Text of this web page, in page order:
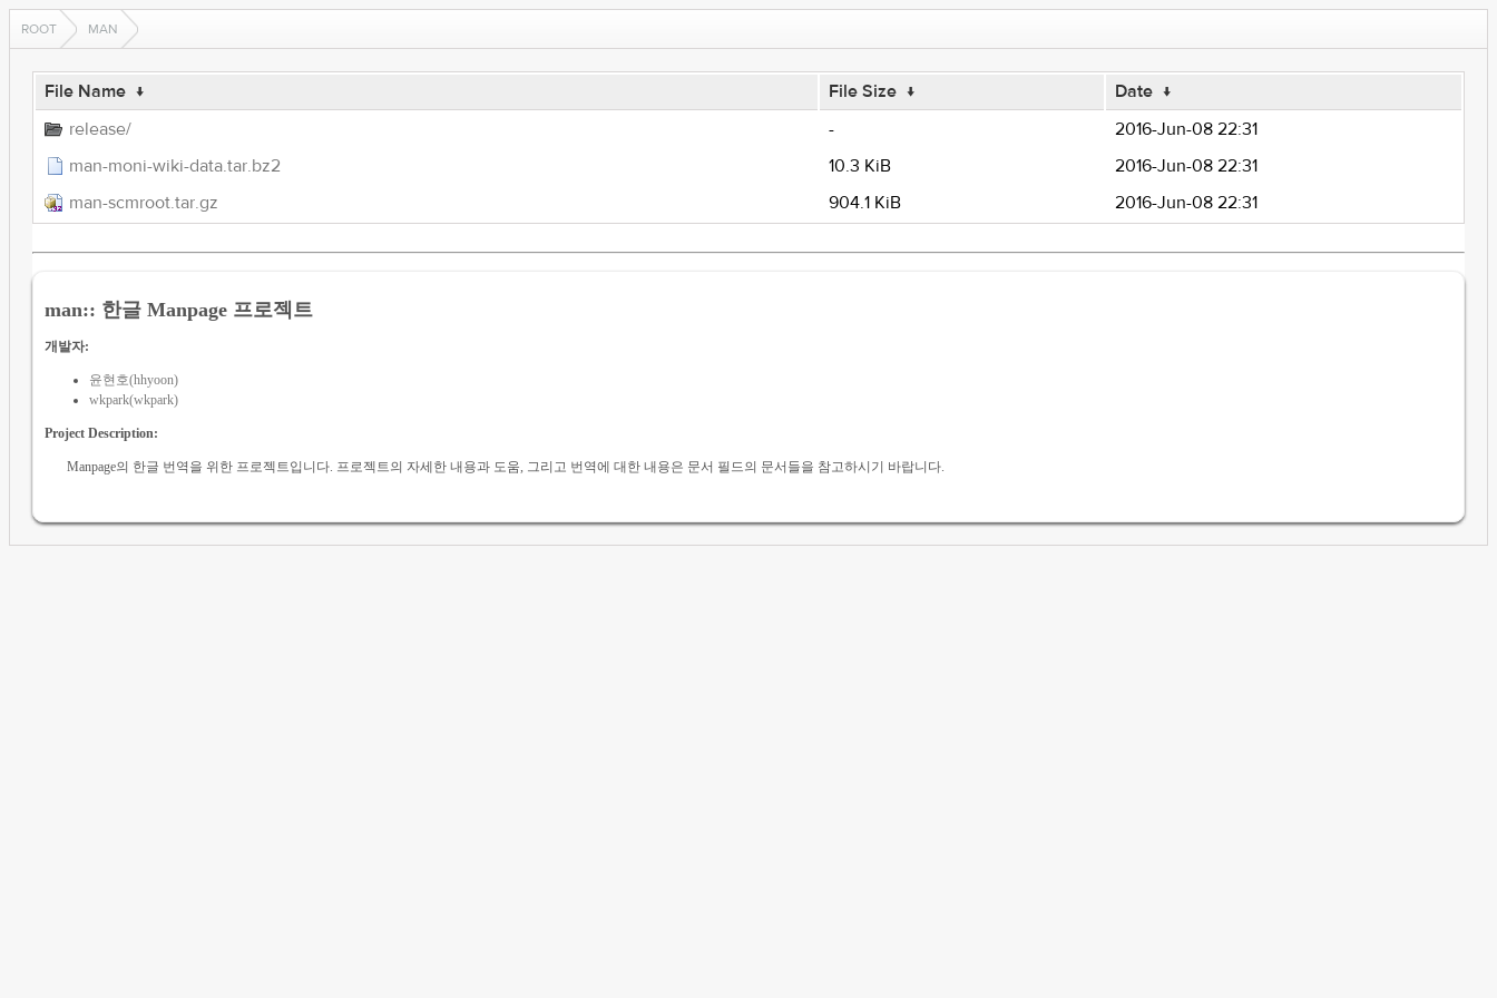
ROOT MAN
File Name ↓ File Size ↓ Date ↓
release/
-
2016-Jun-08 22:31
man-moni-wiki-data.tar.bz2
10.3 KiB
2016-Jun-08 22:31
man-scmroot.tar.gz
904.1 KiB 2016-Jun-08 22:31
man:: 한글 Manpage 프로젝트
개발자:
윤현호(hhyoon)
wkpark(wkpark)
Project Description:
Manpage의 한글 번역을 위한 프로젝트입니다. 프로젝트의 자세한 내용과 도움, 그리고 번역에 대한 내용은 문서 필드의 문서들을 참고하시기 바랍니다.